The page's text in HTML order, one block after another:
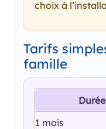
choix à
Tarifs
famille
Durée
1 mois